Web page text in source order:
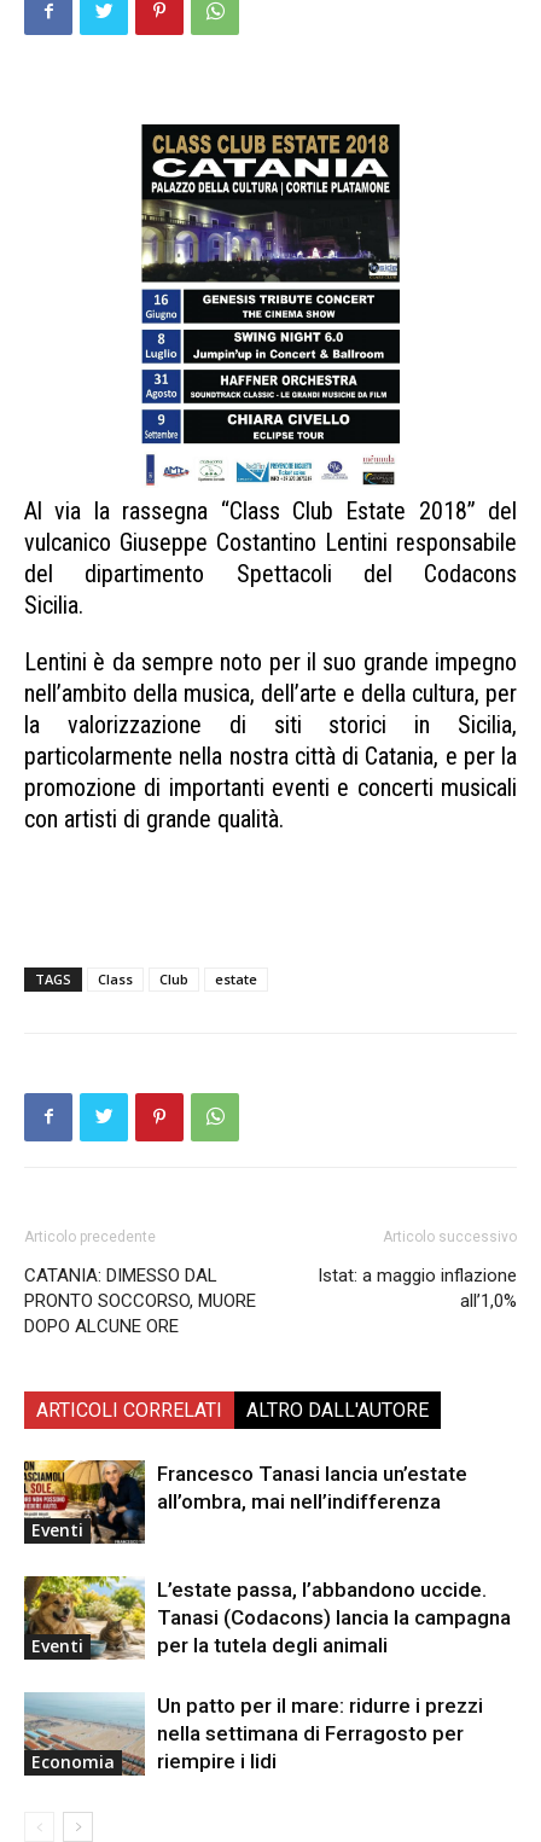
Al via la rassegna “Class Club Estate 2018” del
vulcanico Giuseppe Costantino Lentini responsabile
del dipartimento Spettacoli del Codacons
Sicilia.
Lentini è da sempre noto per il suo grande impegno
nell’ambito della musica, dell’arte e della cultura, per
la valorizzazione di siti storici in Sicilia,
particolarmente nella nostra città di Catania, e per la
promozione di importanti eventi e concerti musicali
con artisti di grande qualità.
TAGS Class Club estate
Articolo precedente
CATANIA: DIMESSO DAL
PRONTO SOCCORSO, MUORE
DOPO ALCUNE ORE
Articolo successivo
Istat: a maggio inflazione
all’1,0%
ARTICOLI CORRELATI ALTRO DALL'AUTORE
Eventi
Francesco Tanasi lancia un’estate
all’ombra, mai nell’indifferenza
Eventi
L’estate passa, l’abbandono uccide.
Tanasi (Codacons) lancia la campagna
per la tutela degli animali
Economia
Un patto per il mare: ridurre i prezzi
nella settimana di Ferragosto per
riempire i lidi